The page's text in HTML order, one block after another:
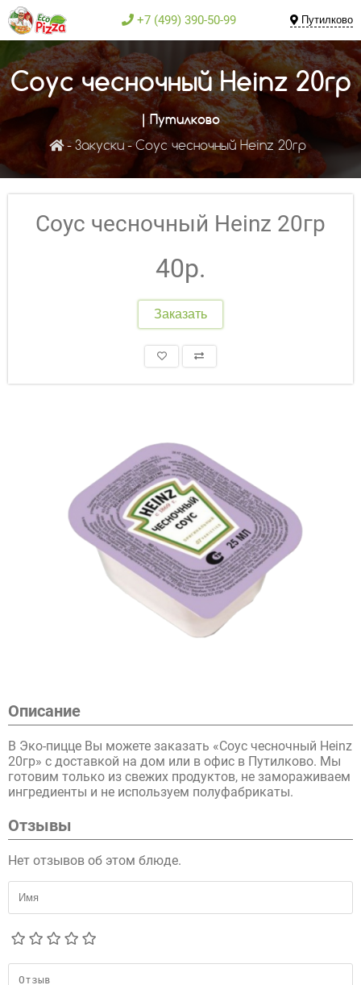
+7 (499) 390-50-99 Путилково
Соус чесночный Heinz 20гр
| Путилково
Закуски Соус чесночный Heinz 20гр
Соус чесночный Heinz 20гр
40р.
Заказать
Описание
В Эко-пицце Вы можете заказать «Соус чесночный Heinz
20гр» с доставкой на дом или в офис в Путилково. Мы
готовим только из свежих продуктов, не замораживаем
ингредиенты и не используем полуфабрикаты.
Отзывы
Нет отзывов об этом блюде.